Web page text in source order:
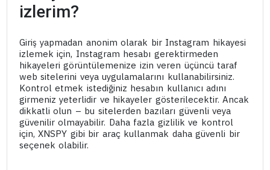
izlerim?
Giriş yapmadan anonim olarak bir Instagram hikayesi
izlemek için, Instagram hesabı gerektirmeden
hikayeleri görüntülemenize izin veren üçüncü taraf
web sitelerini veya uygulamalarını kullanabilirsiniz.
Kontrol etmek istediğiniz hesabın kullanıcı adını
girmeniz yeterlidir ve hikayeler gösterilecektir. Ancak
dikkatli olun – bu sitelerden bazıları güvenli veya
güvenilir olmayabilir. Daha fazla gizlilik ve kontrol
için, XNSPY gibi bir araç kullanmak daha güvenli bir
seçenek olabilir.